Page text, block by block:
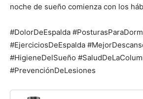
noche de sueño comienza con los
#DolorDeEspalda
#EjerciciosDeEspalda
#HigieneDelSueño
#PrevenciónDeLesiones